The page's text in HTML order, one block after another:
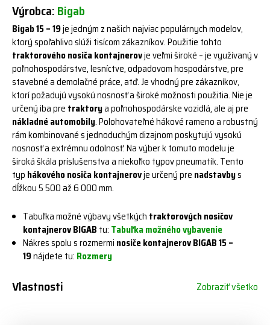
Výrobca:Bigab
Bigab 15 – 19je jedným z našich najviac populárnych modelov,
ktorý spoľahlivo slúži tisícom zákazníkov. Použitie tohto
traktorového nosiča kontajnerovje veľmi široké – je využívaný v
poľnohospodárstve, lesníctve, odpadovom hospodárstve, pre
stavebné a demolačné práce, atď. Je vhodný pre zákazníkov,
ktorí požadujú vysokú nosnosť a široké možnosti použitia. Nie je
určený iba pre traktorya poľnohospodárske vozidlá, ale aj pre
nákladné automobily. Polohovateľné hákové rameno a robustný
rám kombinované s jednoduchým dizajnom poskytujú vysokú
nosnosť a extrémnu odolnosť. Na výber k tomuto modelu je
široká škála príslušenstva a niekoľko typov pneumatík. Tento
typ hákového nosiča kontajnerovje určený pre nadstavbys
dĺžkou 5 500 až 6 000 mm.
Tabuľka možné výbavy všetkých traktorových nosičov
kontajnerov BIGAB tu: Tabuľka možného vybavenie
Nákres spolu s rozmermi nosiče kontajnerov BIGAB 15 –
19nájdete tu: Rozmery
Vlastnosti Zobraziť všetko